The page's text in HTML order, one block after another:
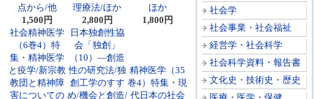
社会学
社会事業・社会福祉
経営学・社会科学
社会科学資料・報告書
文化史・技術史・歴史
点から/他
1,500円
理療法/ほか
2,800円
ほか
1,800円
社会精神医学
（6巻4）特
集・精神医学
と疫学/新宗教
教団と精神障
害についての
日本独創性協
会「独創」
（10）―創造
性の研究法/独
創工学のすす
め/機会と創造/
精神医学（35
巻4）特集・現
代日本の社会